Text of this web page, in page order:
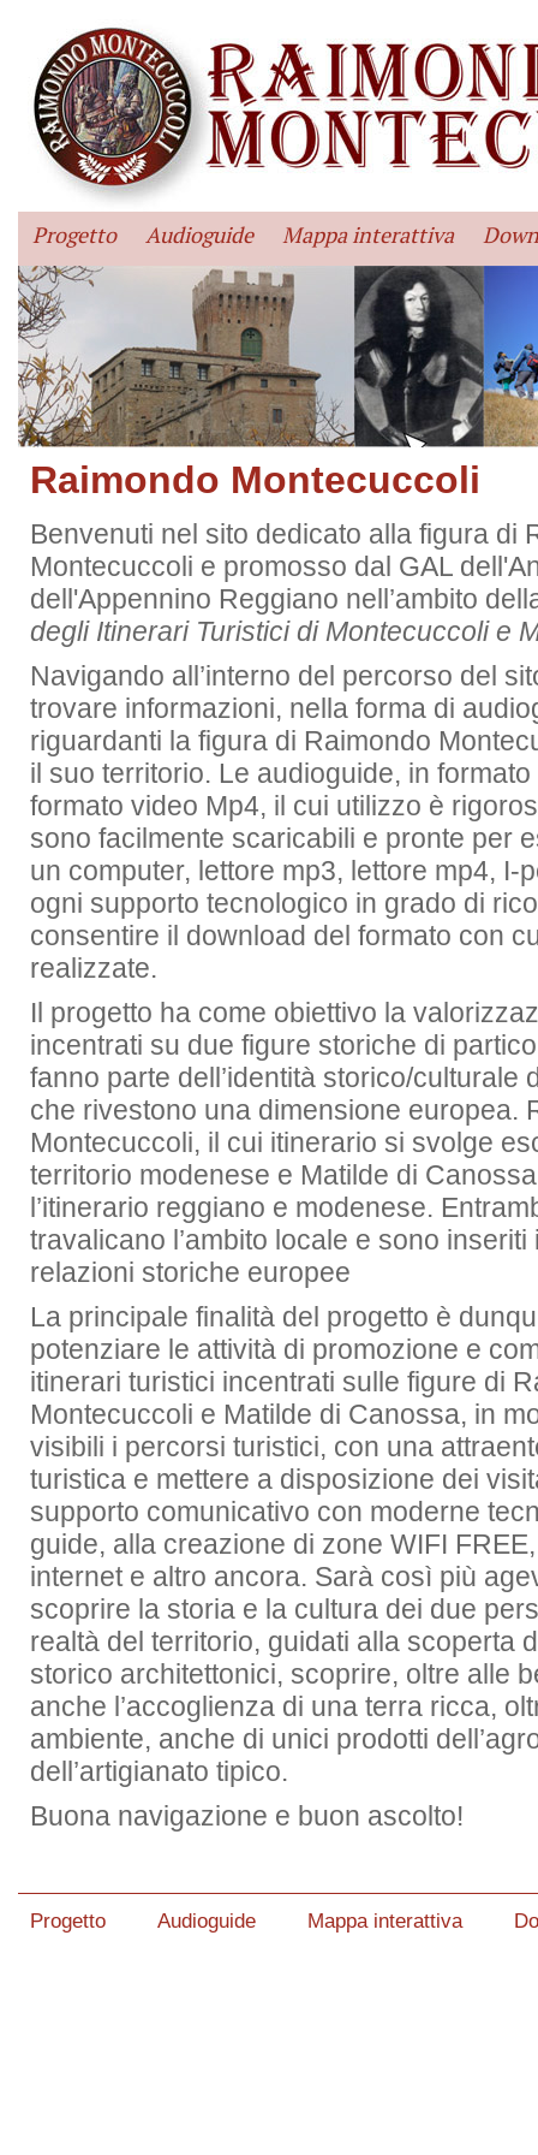
Progetto Audioguide Mappa interattiva
Raimondo Montecuccoli
Benvenuti nel sito dedicato alla figura di
Montecuccoli e promosso dal GAL
dell'Appennino Reggiano nell’ambito
degli Itinerari Turistici di Montecuccoli e
Navigando all’interno del percorso del
trovare informazioni, nella forma di
riguardanti la figura di Raimondo
il suo territorio. Le audioguide, in
formato video Mp4, il cui utilizzo è
sono facilmente scaricabili e pronte per
un computer, lettore mp3, lettore mp4, I-
ogni supporto tecnologico in grado di
consentire il download del formato con
realizzate.
Il progetto ha come obiettivo la
incentrati su due figure storiche di
fanno parte dell’identità storico/culturale
che rivestono una dimensione europea.
Montecuccoli, il cui itinerario si svolge
territorio modenese e Matilde di
l’itinerario reggiano e modenese.
travalicano l’ambito locale e sono
relazioni storiche europee
La principale finalità del progetto è
potenziare le attività di promozione e
itinerari turistici incentrati sulle figure di
Montecuccoli e Matilde di Canossa, in
visibili i percorsi turistici, con una
turistica e mettere a disposizione dei
supporto comunicativo con moderne
guide, alla creazione di zone WIFI
internet e altro ancora. Sarà così più
scoprire la storia e la cultura dei due
realtà del territorio, guidati alla scoperta
storico architettonici, scoprire, oltre alle
anche l’accoglienza di una terra ricca,
ambiente, anche di unici prodotti
dell’artigianato tipico.
Buona navigazione e buon ascolto!
Progetto Audioguide Mappa interattiva